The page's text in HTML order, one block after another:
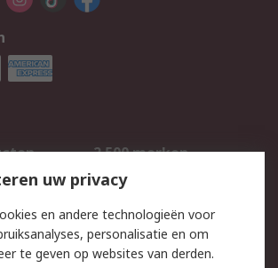
2.500 merken
Inkoopoplossingen
uw privacy
en andere technologieën voor
personalisatie en om
te geven op websites van derden.